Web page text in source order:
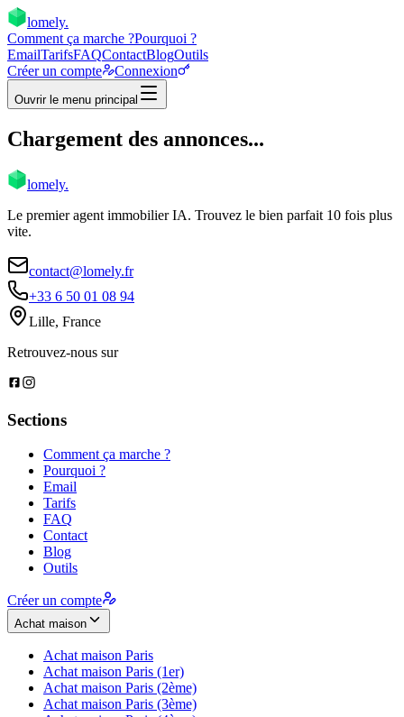
lomely.
Comment ça marche ?Pourquoi ?
EmailTarifsFAQContactBlogOutils
Créer un compte
Connexion
Ouvrir le menu principal
Chargement des annonces...
lomely.
Le premier agent immobilier IA. Trouvez le bien parfait 10 fois plus
vite.
contact@lomely.fr
+33 6 50 01 08 94
Lille, France
Retrouvez-nous sur
Sections
Comment ça marche ?
Pourquoi ?
Email
Tarifs
FAQ
Contact
Blog
Outils
Créer un compte
Achat maison
Achat maison Paris
Achat maison Paris (1er)
Achat maison Paris (2ème)
Achat maison Paris (3ème)